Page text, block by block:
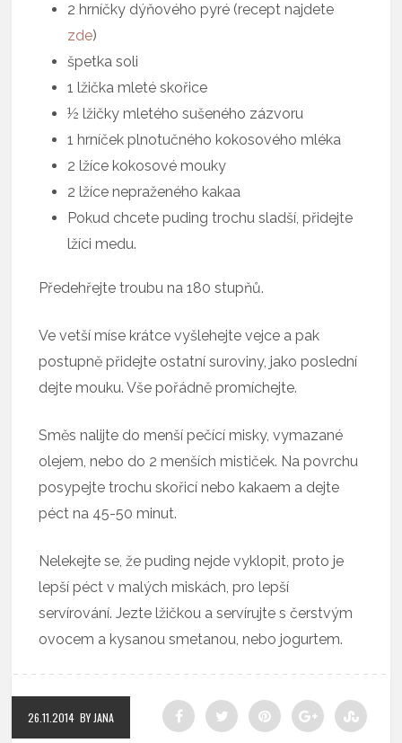
2 hrníčky dýňového pyré (recept najdete
zde)
špetka soli
1 lžička mleté skořice
½ lžičky mletého sušeného zázvoru
1 hrníček plnotučného kokosového mléka
2 lžíce kokosové mouky
2 lžíce nepraženého kakaa
Pokud chcete puding trochu sladší, přidejte
lžíci medu.
Předehřejte troubu na 180 stupňů.
Ve vetší míse krátce vyšlehejte vejce a pak
postupně přidejte ostatní suroviny, jako poslední
dejte mouku. Vše pořádně promíchejte.
Směs nalijte do menší pečící misky, vymazané
olejem, nebo do 2 menších mističek. Na povrchu
posypejte trochu skořicí nebo kakaem a dejte
péct na 45-50 minut.
Nelekejte se, že puding nejde vyklopit, proto je
lepší péct v malých miskách, pro lepší
servírování. Jezte lžičkou a servírujte s čerstvým
ovocem a kysanou smetanou, nebo jogurtem.
26.11.2014 BY JANA